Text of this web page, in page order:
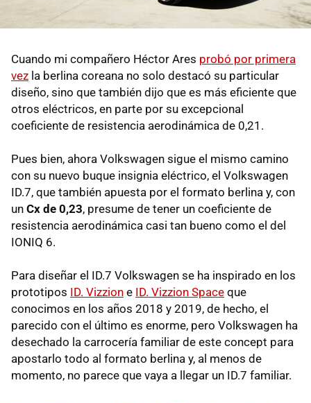
Cuando mi compañero Héctor Ares probó por primera
vez la berlina coreana no solo destacó su particular
diseño, sino que también dijo que es más eficiente que
otros eléctricos, en parte por su excepcional
coeficiente de resistencia aerodinámica de 0,21.
Pues bien, ahora Volkswagen sigue el mismo camino
con su nuevo buque insignia eléctrico, el Volkswagen
ID.7, que también apuesta por el formato berlina y, con
un Cx de 0,23, presume de tener un coeficiente de
resistencia aerodinámica casi tan bueno como el del
IONIQ 6.
Para diseñar el ID.7 Volkswagen se ha inspirado en los
prototipos ID. Vizzion e ID. Vizzion Space que
conocimos en los años 2018 y 2019, de hecho, el
parecido con el último es enorme, pero Volkswagen ha
desechado la carrocería familiar de este concept para
apostarlo todo al formato berlina y, al menos de
momento, no parece que vaya a llegar un ID.7 familiar.